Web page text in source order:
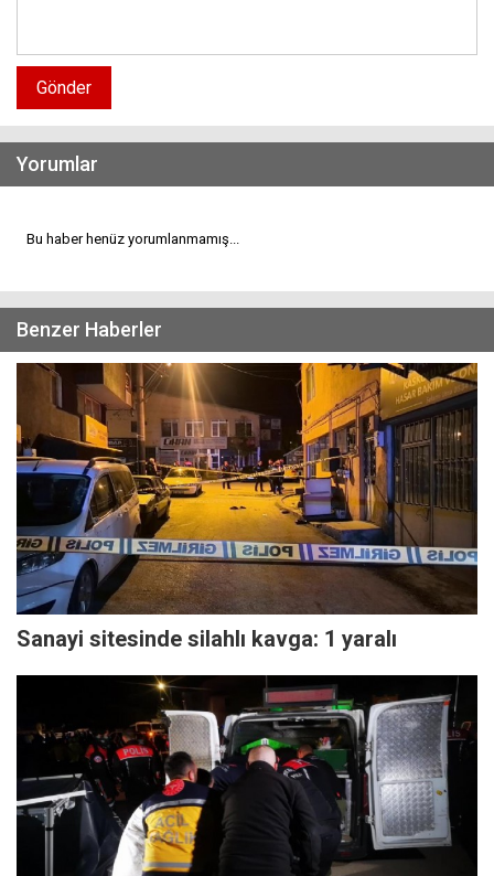
Gönder
Yorumlar
Bu haber henüz yorumlanmamış...
Benzer Haberler
Sanayi sitesinde silahlı kavga: 1 yaralı